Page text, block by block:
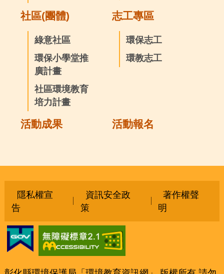
社區(團體)
綠意社區
環保小學堂推
廣計畫
社區環境教育
培力計畫
志工專區
環保志工
環教志工
活動成果 活動報名
隱私權宣
告
資訊安全政
策
著作權聲
明